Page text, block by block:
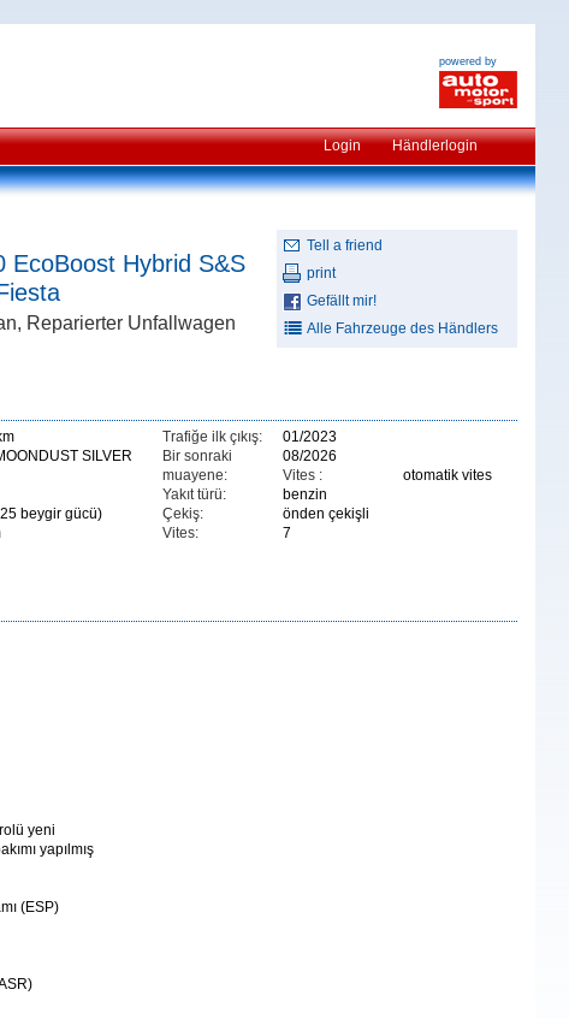
powered by
Login Händlerlogin
Tell a friend
print
Gefällt mir!
Alle Fahrzeuge des Händlers
EcoBoost Hybrid S&S
Reparierter Unfallwagen
SILVER
beygir gücü)
Trafiğe ilk çıkış:
01/2023
Bir sonraki
muayene:
08/2026
Vites :
otomatik vites
Yakıt türü:
benzin
Çekiş:
önden çekişli
Vites:
7
yeni
yapılmış
(ESP)